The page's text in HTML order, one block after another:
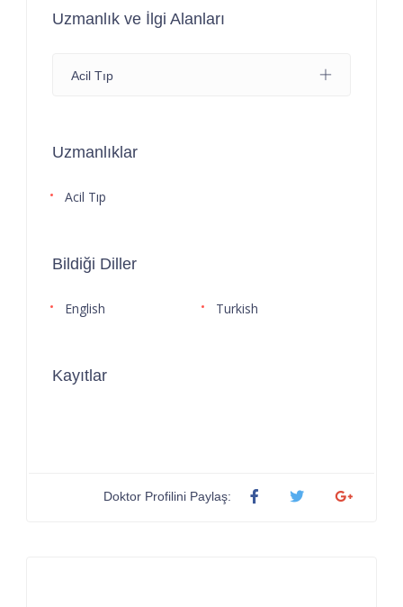
Uzmanlık ve İlgi Alanları
Acil Tıp
Uzmanlıklar
Acil Tıp
Bildiği Diller
English Turkish
Kayıtlar
Doktor Profilini Paylaş: